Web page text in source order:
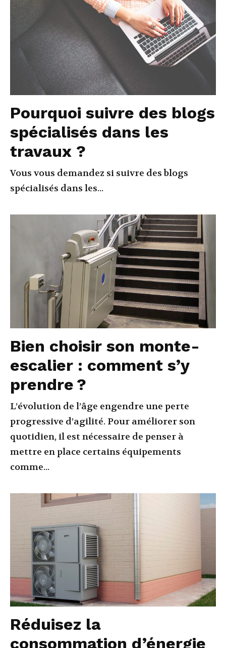
Pourquoi suivre des blogs
spécialisés dans les
travaux ?
Vous vous demandez si suivre des blogs
spécialisés dans les...
Bien choisir son monte-
escalier : comment s’y
prendre ?
L’évolution de l’âge engendre une perte
progressive d’agilité. Pour améliorer son
quotidien, il est nécessaire de penser à
mettre en place certains équipements
comme...
Réduisez la
consommation d’énergie